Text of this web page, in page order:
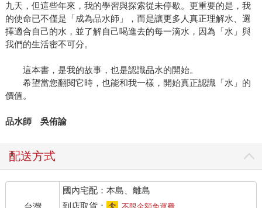
九天，但這些年來，我的學習與探索從未停歇。更重要的是，我
的使命已不僅是「成為品水師」，而是讓更多人真正理解水、選
擇適合自己的水，並了解自己喝進去的每一滴水，因為「水」與
我們的生活密不可分。
這本書，是我的故事，也是認識品水的開始。
希望當您翻閱它時，也能和我一樣，開始真正認識「水」的
價值。
品水師 吳侑諭
配送方式
國內宅配：本島、離島
到店取貨：